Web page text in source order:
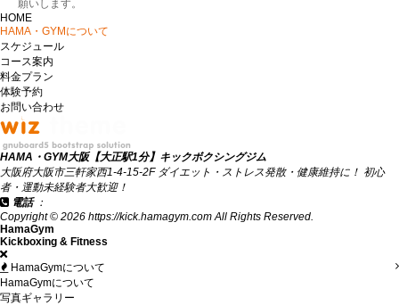
願いします。
HOME
HAMA・GYMについて
スケジュール
コース案内
料金プラン
体験予約
お問い合わせ
HAMA・GYM大阪【大正駅1分】キックボクシングジム
大阪府大阪市三軒家西1-4-15-2F ダイエット・ストレス発散・健康維持に！ 初心
者・運動未経験者大歓迎！
電話：
Copyright © 2026 https://kick.hamagym.com All Rights Reserved.
HamaGym
Kickboxing & Fitness
HamaGymについて
HamaGymについて
写真ギャラリー